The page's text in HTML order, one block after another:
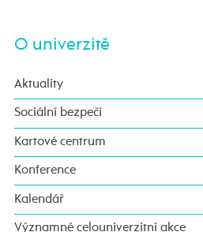
O univerzitě
Aktuality
Sociální bezpečí
Kartové centrum
Konference
Kalendář
Významné celouniverzitní akce